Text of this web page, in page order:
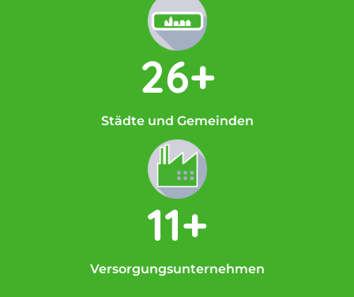
26+
Städte und Gemeinden
11+
Versorgungsunternehmen